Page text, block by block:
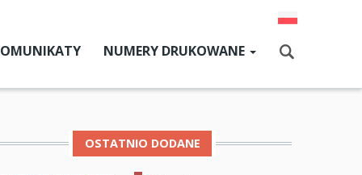
NUMERY DRUKOWANE
Aktualny numer
OSTATNIO DODANE